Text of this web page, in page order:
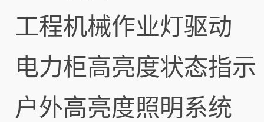
工程机械作业灯驱动
电力柜高亮度状态指示
户外高亮度照明系统